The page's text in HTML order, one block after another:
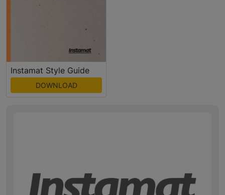
Instamat Style Guide
DOWNLOAD